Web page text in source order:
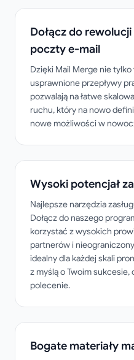
Dołącz do
poczty e-mail
Dzięki Mail Merge nie
usprawnione przepływy
pozwalają na łatwe
ruchu, który na nowo
nowe możliwości w
Wysoki potencjał
Najlepsze narzędzia
Dołącz do naszego
korzystać z wysokich
partnerów i
idealny dla każdej skali
z myślą o Twoim
polecenie.
Bogate materiały